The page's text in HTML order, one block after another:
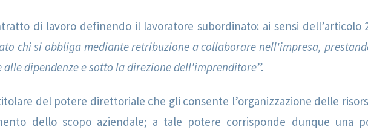
di lavoro definendo il lavoratore subordinato: ai sensi dell’articolo
chi si obbliga mediante retribuzione a collaborare nell'impresa,
dipendenze e sotto la direzione dell'imprenditore”.
del potere direttoriale che gli consente l’organizzazione delle
dello scopo aziendale; a tale potere corrisponde dunque una